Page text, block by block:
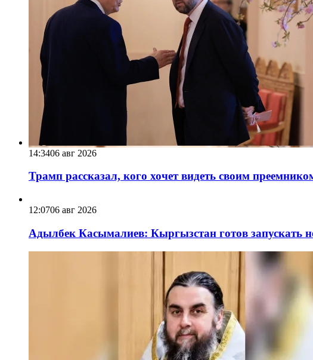
14:3406 авг 2026
Трамп рассказал, кого хочет видеть своим
12:0706 авг 2026
Адылбек Касымалиев: Кыргызстан готов запускать